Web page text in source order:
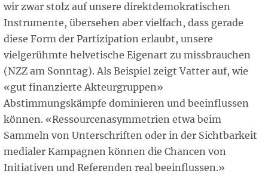
wir zwar stolz auf unsere direktdemokratischen
Instrumente, übersehen aber vielfach, dass gerade
diese Form der Partizipation erlaubt, unsere
vielgerühmte helvetische Eigenart zu missbrauchen
(NZZ am Sonntag). Als Beispiel zeigt Vatter auf, wie
«gut finanzierte Akteurgruppen»
Abstimmungskämpfe dominieren und beeinflussen
können. «Ressourcenasymmetrien etwa beim
Sammeln von Unterschriften oder in der Sichtbarkeit
medialer Kampagnen können die Chancen von
Initiativen und Referenden real beeinflussen.»